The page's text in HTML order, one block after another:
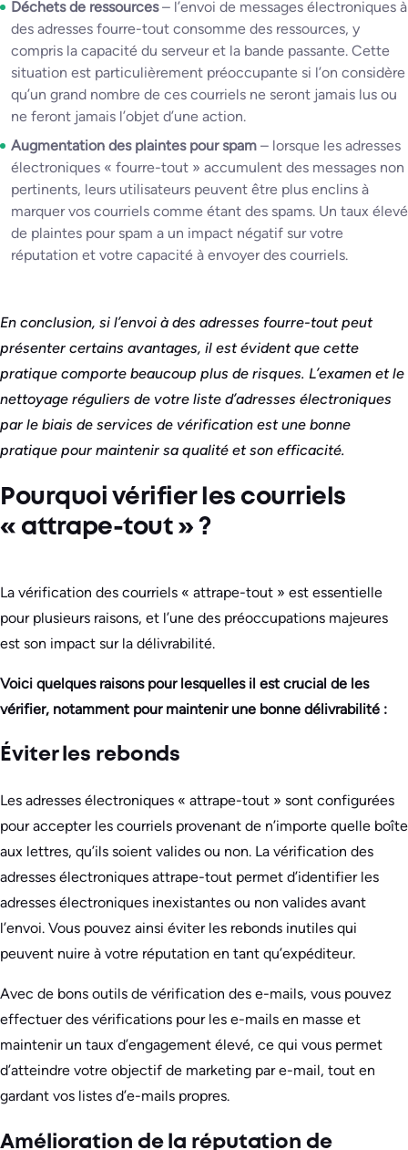
Déchets de ressources– l’envoi de messages électroniques à
des adresses fourre-tout consomme des ressources, y
compris la capacité du serveur et la bande passante. Cette
situation est particulièrement préoccupante si l’on considère
qu’un grand nombre de ces courriels ne seront jamais lus ou
ne feront jamais l’objet d’une action.
Augmentation des plaintes pour spam – lorsque les adresses
électroniques « fourre-tout » accumulent des messages non
pertinents, leurs utilisateurs peuvent être plus enclins à
marquer vos courriels comme étant des spams. Un taux élevé
de plaintes pour spam a un impact négatif sur votre
réputation et votre capacité à envoyer des courriels.
En conclusion, si l’envoi à des adresses fourre-tout peut
présenter certains avantages, il est évident que cette
pratique comporte beaucoup plus de risques. L’examen et le
nettoyage réguliers de votre liste d’adresses électroniques
par le biais de services de vérification est une bonne
pratique pour maintenir sa qualité et son efficacité.
Pourquoi vérifier les courriels
« attrape-tout » ?
La vérification des courriels « attrape-tout » est essentielle
pour plusieurs raisons, et l’une des préoccupations majeures
est son impact sur la délivrabilité.
Voici quelques raisons pour lesquelles il est crucial de les
vérifier, notamment pour maintenir une bonne délivrabilité :
Éviter les rebonds
Les adresses électroniques « attrape-tout » sont configurées
pour accepter les courriels provenant de n’importe quelle boîte
aux lettres, qu’ils soient valides ou non. La vérification des
adresses électroniques attrape-tout permet d’identifier les
adresses électroniques inexistantes ou non valides avant
l’envoi. Vous pouvez ainsi éviter les rebonds inutiles qui
peuvent nuire à votre réputation en tant qu’expéditeur.
Avec de bons outils de vérification des e-mails, vous pouvez
effectuer des vérifications pour les e-mails en masse et
maintenir un taux d’engagement élevé, ce qui vous permet
d’atteindre votre objectif de marketing par e-mail, tout en
gardant vos listes d’e-mails propres.
Amélioration de la réputation de